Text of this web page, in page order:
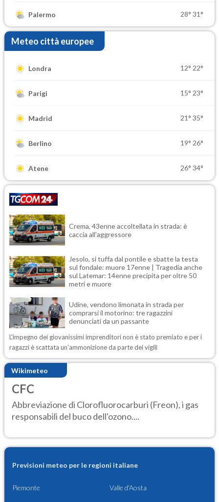
Palermo 28° 31°
Meteo città europee
Londra 12° 22°
Parigi 15° 23°
Madrid 21° 35°
Berlino 19° 26°
Atene 26° 34°
Crema, 43enne accoltellata in strada: è
caccia all'aggressore
Jesolo, si tuffa dal pontile e sbatte la testa
sul fondale: muore 17enne | Tragedia anche
sul Latemar: 14enne precipita per oltre 50
metri e muore
Udine, vendono limonata in strada per
comprarsi il motorino: tre ragazzini
denunciati da un passante
L'impegno dei giovanissimi imprenditori non è stato premiato e per i
ragazzi è scattata un'ammonizione da parte dei vigili
Wikimeteo
CFC
Abbreviazione di Clorofluorocarburi (Freon), i gas
responsabili del buco dell'ozono....
Previsioni meteo per le regioni italiane
Piemonte Valle d'Aosta